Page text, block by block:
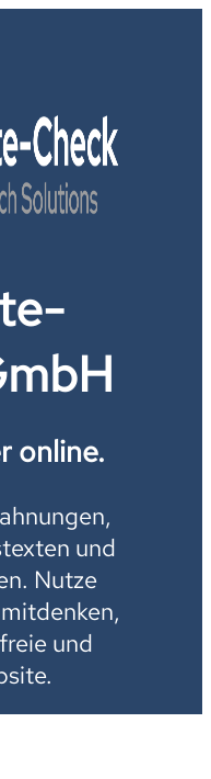
online.
und
Nutze
und